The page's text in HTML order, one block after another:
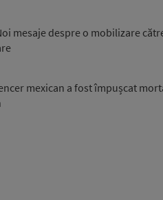
mesaje despre o mobilizare
mexican a fost împușcat